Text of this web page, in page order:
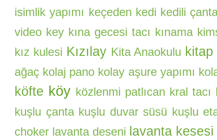
isimlik yapımı keçeden kedi kedili
video key kına gecesi tacı kınama
kız kulesi Kızılay Kita Anaokulu kitap
ağaç kolaj pano kolay aşure yapımı
köfte köy közlenmi patlıcan kral tacı
kuşlu çanta kuşlu duvar süsü kuşlu
choker lavanta deseni lavanta kesesi